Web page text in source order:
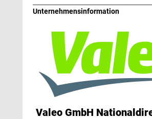
Unternehmens­information
Valeo GmbH